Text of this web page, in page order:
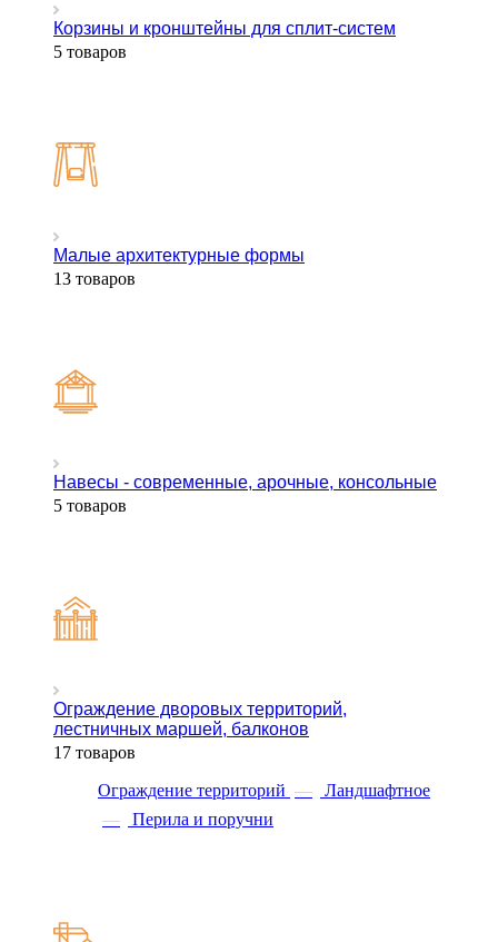
Корзины и кронштейны для сплит-систем
5 товаров
Малые архитектурные формы
13 товаров
Навесы - современные, арочные, консольные
5 товаров
Ограждение дворовых территорий,
лестничных маршей, балконов
17 товаров
Ограждение территорий —
Ландшафтное
—
Перила и поручни